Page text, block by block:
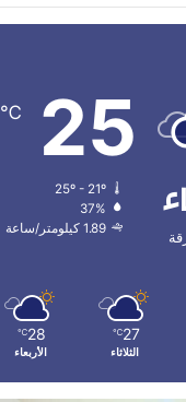
25
℃
25º - 21º
37%
1.89 كيلومتر/ساعة
27
℃
الثلاثاء
28
℃
الأربعاء